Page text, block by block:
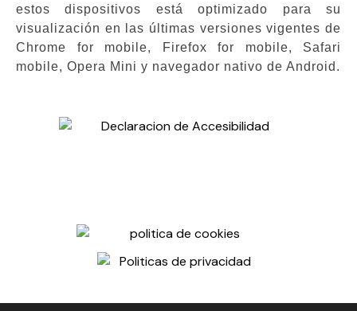
estos dispositivos está optimizado para su
visualización en las últimas versiones vigentes de
Chrome for mobile, Firefox for mobile, Safari
mobile, Opera Mini y navegador nativo de Android.